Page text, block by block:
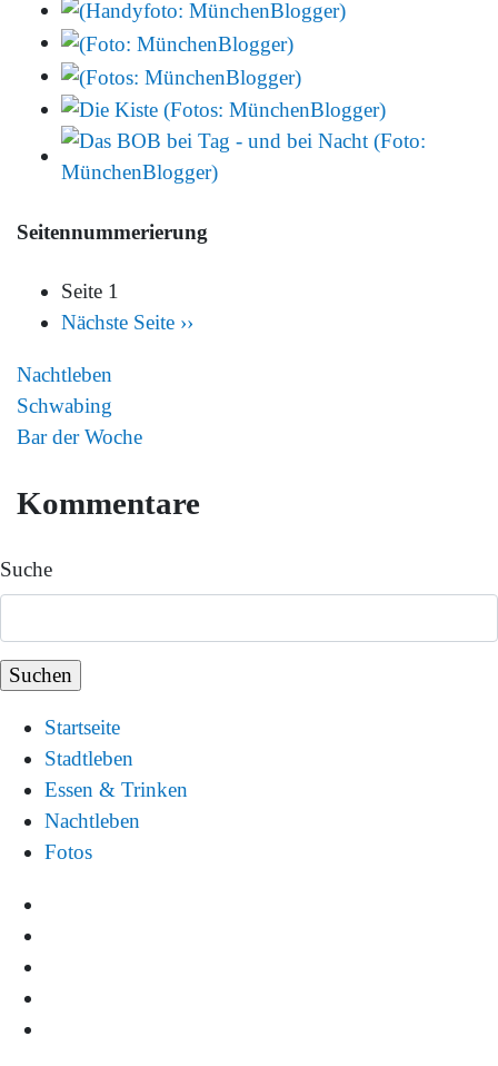
Seitennummerierung
Seite 1
Nächste Seite ››
Nachtleben
Schwabing
Bar der Woche
Kommentare
Suche
Startseite
Stadtleben
Essen & Trinken
Nachtleben
Fotos